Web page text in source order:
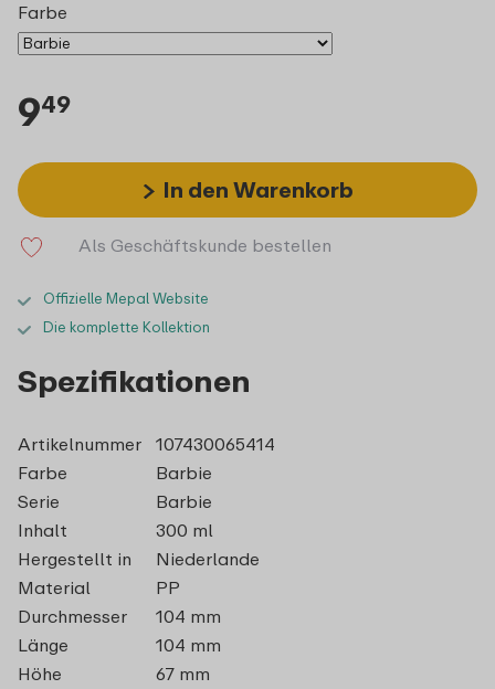
Farbe
949
In den Warenkorb
Als Geschäftskunde bestellen
Offizielle Mepal Website
Die komplette Kollektion
Spezifikationen
Artikelnummer
107430065414
Farbe
Barbie
Serie
Barbie
Inhalt
300 ml
Hergestellt in
Niederlande
Material
PP
Durchmesser
104 mm
Länge
104 mm
Höhe
67 mm